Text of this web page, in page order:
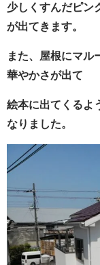
少しくすんだピン
が出てきます。
また、屋根にマル
華やかさが出て
絵本に出てくるよ
なりました。